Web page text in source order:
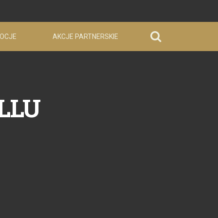
AKCJE PARTNERSKIE